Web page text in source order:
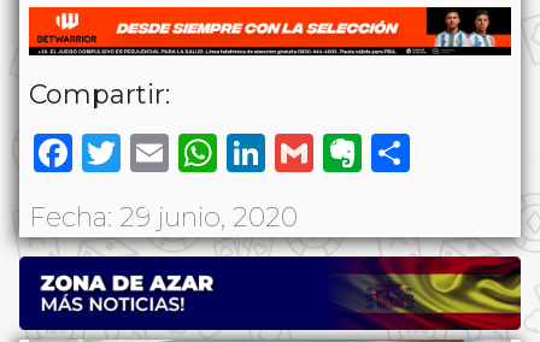
Compartir:
Facebook
Twitter
EmailWhatsApp
LinkedIn
GmailEvernote
Fecha: 29 junio, 2020